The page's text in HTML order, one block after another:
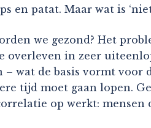
en patat. Maar wat is ‘niet
we gezond? Het
overleven in zeer
wat de basis vormt voor
tijd moet gaan lopen.
op werkt: